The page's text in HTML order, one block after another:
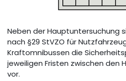
Neben der Hauptuntersuchung
nach §29 StVZO für
Kraftomnibussen die
jeweiligen Fristen zwischen den
vor.